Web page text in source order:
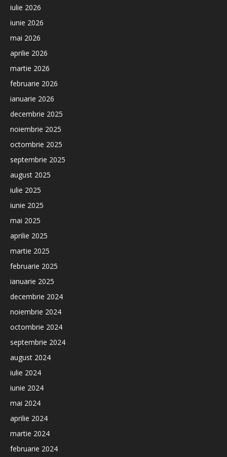
iulie 2026
iunie 2026
mai 2026
aprilie 2026
martie 2026
februarie 2026
ianuarie 2026
decembrie 2025
noiembrie 2025
octombrie 2025
septembrie 2025
august 2025
iulie 2025
iunie 2025
mai 2025
aprilie 2025
martie 2025
februarie 2025
ianuarie 2025
decembrie 2024
noiembrie 2024
octombrie 2024
septembrie 2024
august 2024
iulie 2024
iunie 2024
mai 2024
aprilie 2024
martie 2024
februarie 2024